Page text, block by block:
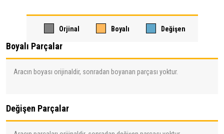
Orjinal Boyalı Değişen
Boyalı Parçalar
Aracın boyası orijinaldir, sonradan boyanan parçası yoktur.
Değişen Parçalar